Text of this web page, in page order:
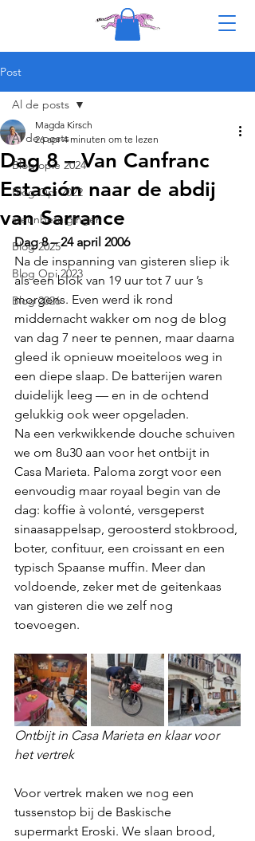
Post
Al de posts
Blog opie 2024
Blog Opi 2022
steunbetuigingen
Blog 2025
Blog Opi 2023
Blog 2026
Al de posts
Dag 8 – Van Canfranc
Estación naar de abdij
van Sarrance
Magda Kirsch
26 apr 4 minuten om te lezen
Dag 8 – 24 april 2006
Na de inspanning van gisteren sliep ik
als een blok van 19 uur tot 7 uur ’s
morgens. Even werd ik rond
middernacht wakker om nog de blog
van dag 7 neer te pennen, maar daarna
gleed ik opnieuw moeiteloos weg in
een diepe slaap. De batterijen waren
duidelijk leeg — en in de ochtend
gelukkig ook weer opgeladen.
Na een verkwikkende douche schuiven
we om 8u30 aan voor het ontbijt in
Casa Marieta. Paloma zorgt voor een
eenvoudig maar royaal begin van de
dag: koffie à volonté, versgeperst
sinaasappelsap, geroosterd stokbrood,
boter, confituur, een croissant en een
typisch Spaanse muffin. Meer dan
voldoende, zeker met de geitenkaas
van gisteren die we zelf nog
toevoegen.
Ontbijt in Casa Marieta en klaar voor
het vertrek
Voor vertrek maken we nog een
tussenstop bij de Baskische
supermarkt Eroski. We slaan brood,